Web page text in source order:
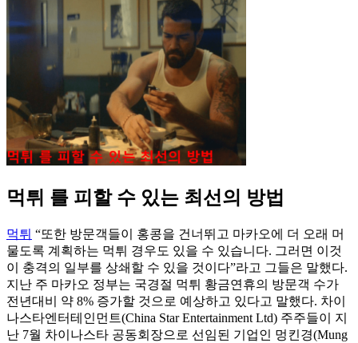
먹튀 를 피할 수 있는 최선의 방법
먹튀 “또한 방문객들이 홍콩을 건너뛰고 마카오에 더 오래 머
물도록 계획하는 먹튀 경우도 있을 수 있습니다. 그러면 이것
이 충격의 일부를 상쇄할 수 있을 것이다”라고 그들은 말했다.
지난 주 마카오 정부는 국경절 먹튀 황금연휴의 방문객 수가
전년대비 약 8% 증가할 것으로 예상하고 있다고 말했다. 차이
나스타엔터테인먼트(China Star Entertainment Ltd) 주주들이 지
난 7월 차이나스타 공동회장으로 선임된 기업인 멍킨경(Mung